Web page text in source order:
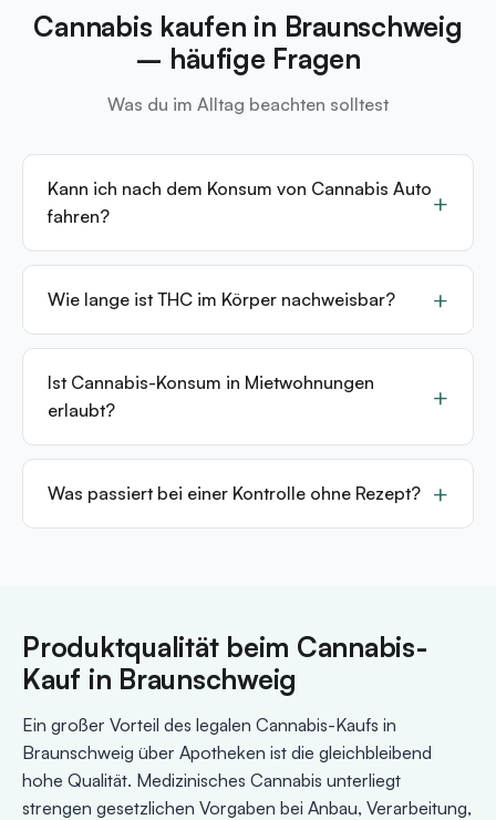
Cannabis kaufen in Braunschweig
– häufige Fragen
Was du im Alltag beachten solltest
Kann ich nach dem Konsum von Cannabis Auto
fahren?
Wie lange ist THC im Körper nachweisbar?
Ist Cannabis-Konsum in Mietwohnungen
erlaubt?
Was passiert bei einer Kontrolle ohne Rezept?
Produktqualität beim Cannabis-
Kauf in Braunschweig
Ein großer Vorteil des legalen Cannabis-Kaufs in
Braunschweig über Apotheken ist die gleichbleibend
hohe Qualität. Medizinisches Cannabis unterliegt
strengen gesetzlichen Vorgaben bei Anbau, Verarbeitung,